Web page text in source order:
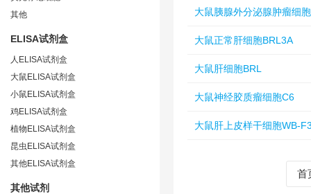
其他
ELISA试剂盒
人ELISA试剂盒
大鼠ELISA试剂盒
小鼠ELISA试剂盒
鸡ELISA试剂盒
植物ELISA试剂盒
昆虫ELISA试剂盒
其他ELISA试剂盒
其他试剂
大鼠胰腺外分泌腺肿瘤细
大鼠正常肝细胞BRL3A
大鼠肝细胞BRL
大鼠神经胶质瘤细胞C6
大鼠肝上皮样干细胞WB-
首